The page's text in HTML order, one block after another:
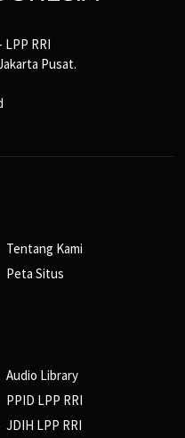
RRI
Pusat.
Tentang Kami
Peta Situs
Audio Library
PPID LPP RRI
JDIH LPP RRI